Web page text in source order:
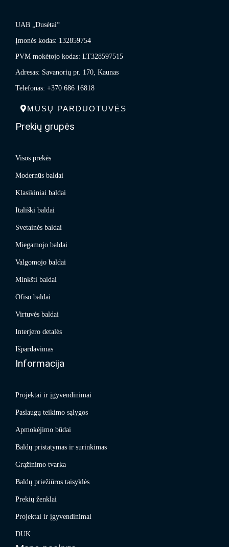
UAB „Dusėtai“
Įmonės kodas: 132859754
PVM mokėtojo kodas: LT328597515
Adresas: Savanorių pr. 170, Kaunas
Telefonas: +370 686 16818
MŪSŲ PARDUOTUVĖS
Prekių grupės
Visos prekės
Modernūs baldai
Klasikiniai baldai
Itališki baldai
Svetainės baldai
Miegamojo baldai
Valgomojo baldai
Minkšti baldai
Ofiso baldai
Virtuvės baldai
Interjero detalės
Išpardavimas
Informacija
Projektai ir įgyvendinimai
Paslaugų teikimo sąlygos
Apmokėjimo būdai
Baldų pristatymas ir surinkimas
Grąžinimo tvarka
Baldų priežiūros taisyklės
Prekių ženklai
Projektai ir įgyvendinimai
DUK